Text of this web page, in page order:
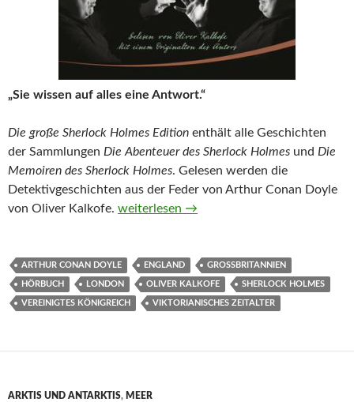
„Sie wissen auf alles eine Antwort.“
Die große Sherlock Holmes Edition enthält alle Geschichten
der Sammlungen Die Abenteuer des Sherlock Holmes und Die
Memoiren des Sherlock Holmes. Gelesen werden die
Detektivgeschichten aus der Feder von Arthur Conan Doyle
von Oliver Kalkofe. Die große Sherlock-Holmes-Edition von
weiterlesen →
ARTHUR CONAN DOYLE ENGLAND GROSSBRITANNIEN
HÖRBUCH LONDON OLIVER KALKOFE SHERLOCK HOLMES
VEREINIGTES KÖNIGREICH VIKTORIANISCHES ZEITALTER
ARKTIS UND ANTARKTIS, MEER